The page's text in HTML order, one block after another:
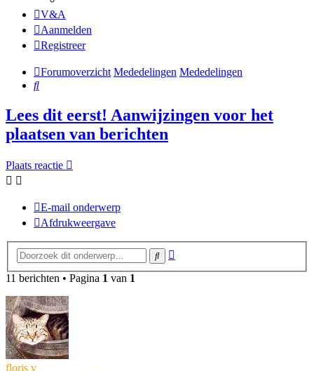
V&A
Aanmelden
Registreer
Forumoverzicht Mededelingen Mededelingen
Zoek
Lees dit eerst! Aanwijzingen voor het
plaatsen van berichten
Plaats reactie
E-mail onderwerp
Afdrukweergave
Zoek
11 berichten • Pagina 1 van 1
floris v